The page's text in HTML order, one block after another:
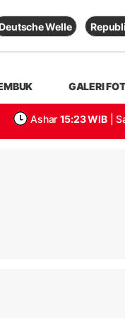
Deutsche Welle
GALERI
Ashar 15:23 WIB |